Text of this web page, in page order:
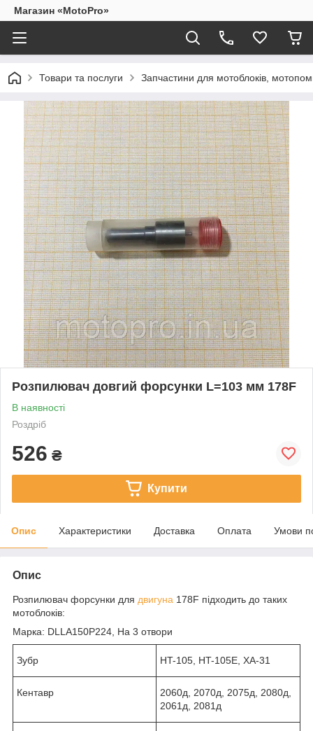
Магазин «MotoPro»
Товари та послуги Запчастини для мотоблоків,
Розпилювач довгий форсунки L=103 мм 178F
В наявності
Роздріб
526 ₴
Купити
Опис Характеристики Доставка Оплата Умови
Опис
Розпилювач форсунки для двигуна 178F підходить до таких
мотоблоків:
Марка: DLLA150P224, На 3 отвори
Зубр HT-105, HT-105E, ХА-31
Кентавр
2060д, 2070д, 2075д, 2080д,
2061д, 2081д